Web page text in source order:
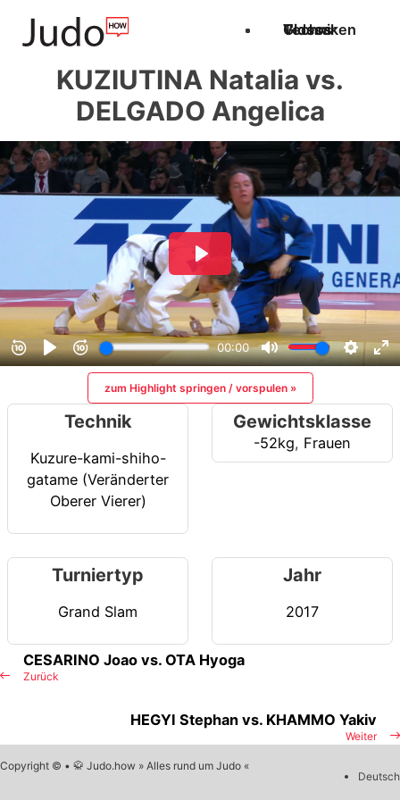
Techniken
Videos
Glossar
KUZIUTINA Natalia vs.
DELGADO Angelica
zum Highlight springen / vorspulen »
Technik
Kuzure-kami-shiho-
gatame (Veränderter
Oberer Vierer)
Gewichtsklasse
-52kg, Frauen
Turniertyp
Grand Slam
Jahr
2017
Zurück
CESARINO Joao vs. OTA Hyoga
Weiter
HEGYI Stephan vs. KHAMMO Yakiv
Copyright © • 🥋 Judo.how » Alles rund um Judo «
Deutsch